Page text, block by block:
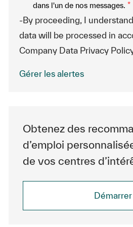
dans l'un de nos messages. *
-By proceeding, I
data will be processed in
Company Data Privacy
Gérer les alertes
Obtenez des
d’emploi
de vos centres
Démarrer